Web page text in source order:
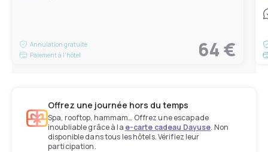
Annulation gratuite
Paiement à l'hôtel
64 €
Offrez une journée hors du temps
Spa, rooftop, hammam… Offrez une escapade
inoubliable grâce à la e-carte cadeau Dayuse. Non
disponible dans tous les hôtels. Vérifiez leur
participation.